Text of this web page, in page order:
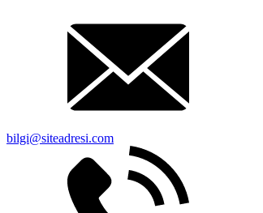
bilgi@siteadresi.com